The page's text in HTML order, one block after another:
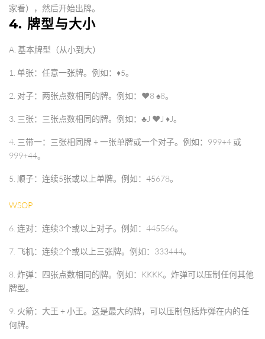
家看），然后开始出牌。
4. 牌型与大小
A. 基本牌型（从小到大）
1. 单张：任意一张牌。例如：♦5。
2. 对子：两张点数相同的牌。例如：♥8 ♠8。
3. 三张：三张点数相同的牌。例如：♣J ♥J ♦J。
4. 三带一：三张相同牌 + 一张单牌或一个对子。例如：999+4 或
999+44。
5. 顺子：连续5张或以上单牌。例如：45678。
WSOP
6. 连对：连续3个或以上对子。例如：445566。
7. 飞机：连续2个或以上三张牌。例如：333444。
8. 炸弹：四张点数相同的牌。例如：KKKK。 炸弹可以压制任何其他
牌型。
9. 火箭：大王 + 小王。 这是最大的牌，可以压制包括炸弹在内的任
何牌。